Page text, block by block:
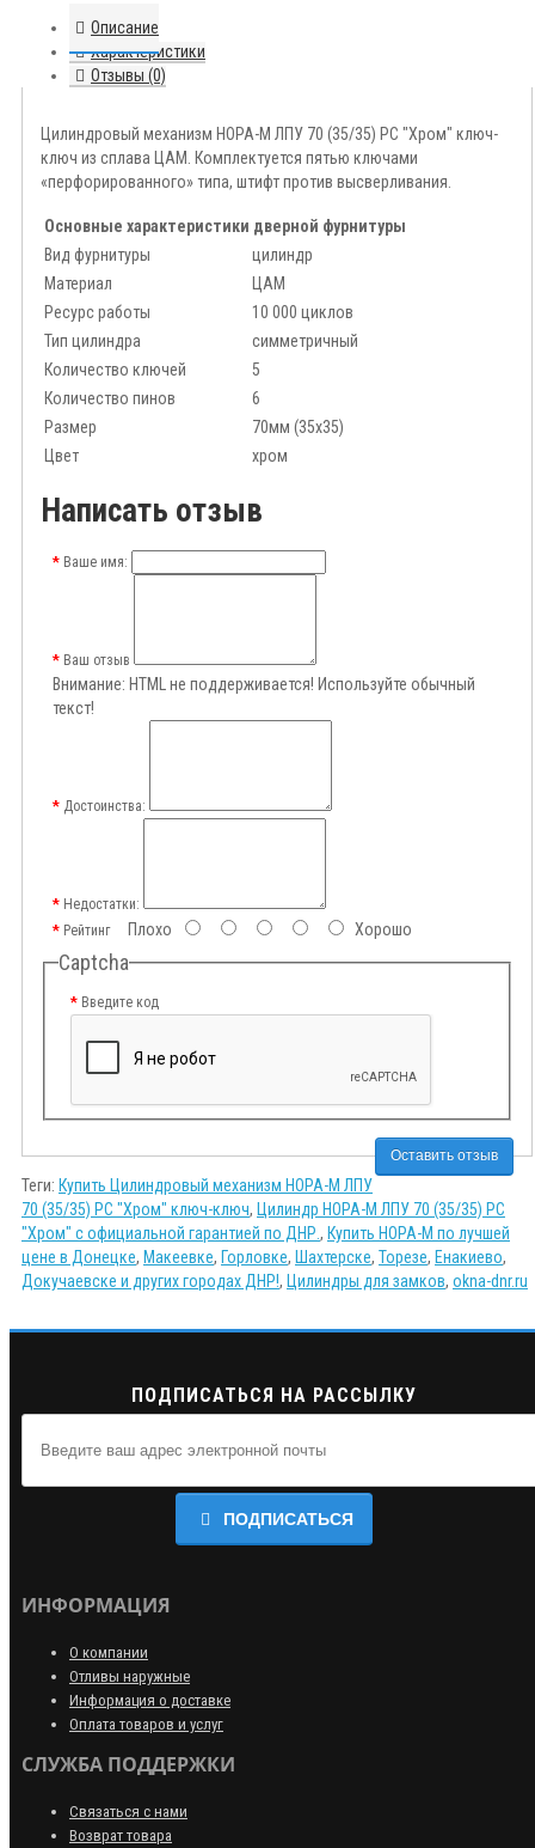
Описание
Характеристики
Отзывы (0)
Цилиндровый механизм НОРА-М ЛПУ 70 (35/35) PC "Хром" ключ-
ключ из сплава ЦАМ. Комплектуется пятью ключами
«перфорированного» типа, штифт против высверливания.
Основные характеристики дверной фурнитуры
Вид фурнитуры
цилиндр
Материал
ЦАМ
Ресурс работы
10 000 циклов
Тип цилиндра
симметричный
Количество ключей
5
Количество пинов
6
Размер
70мм (35x35)
Цвет
хром
Написать отзыв
Ваше имя:
Ваш отзыв
Внимание: HTML не поддерживается! Используйте обычный
текст!
Достоинства:
Недостатки:
РейтингПлохо Хорошо
Captcha
Введите код
Оставить отзыв
Теги: Купить Цилиндровый механизм НОРА-М ЛПУ
70 (35/35) PC "Хром" ключ-ключ, Цилиндр НОРА-М ЛПУ 70 (35/35) PC
"Хром" с официальной гарантией по ДНР. , Купить НОРА-М по лучшей
цене в Донецке, Макеевке, Горловке, Шахтерске, Торезе, Енакиево,
Докучаевске и других городах ДНР!, Цилиндры для замков, okna-dnr.ru
ПОДПИСАТЬСЯ НА РАССЫЛКУ
ПОДПИСАТЬСЯ
ИНФОРМАЦИЯ
О компании
Отливы наружные
Информация о доставке
Оплата товаров и услуг
СЛУЖБА ПОДДЕРЖКИ
Связаться с нами
Возврат товара